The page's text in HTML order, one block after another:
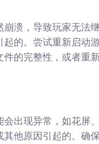
溃，导致玩家无法
的。尝试重新启动
的完整性，或者重
出现异常，如花屏
他原因引起的。确